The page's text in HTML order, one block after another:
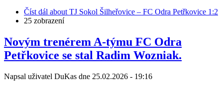
Číst dál about TJ Sokol Šilheřovice – FC Odra Petřkovice 1:2
25 zobrazení
Novým trenérem A-týmu FC Odra
Petřkovice se stal Radim Wozniak.
Napsal uživatel DuKas dne 25.02.2026 - 19:16